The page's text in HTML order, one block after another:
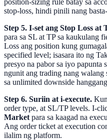
stop-loss, hindi pinili nang
Step 5. I-set ang Stop Loss at
para sa SL at TP sa kaukulang
Loss ang position kung
specified level; isasara ito ng
presyo na pabor sa iyo papunta
ngunit ang trading nang walang
sa unlimited downside
Step 6. Suriin at i-execute.
order type, at SL/TP levels. I-
Market para sa kaagad na
Ang order ticket at execution
ilalim ng platform.